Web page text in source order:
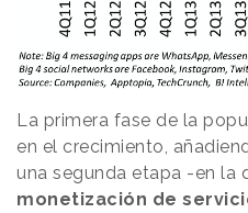
La primera fase de la
en el crecimiento,
una segunda etapa -en la
monetización de